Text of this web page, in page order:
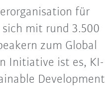
für
mit rund 3.500
zum Global
Initiative ist es, KI-
Development